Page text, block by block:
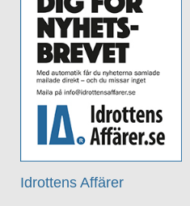
Idrottens Affärer